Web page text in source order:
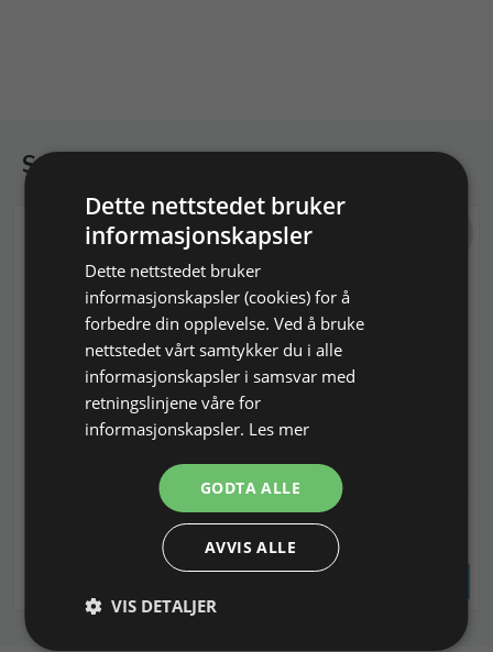
Se favorittene
Temavisen 2026 nr. 111
Tema: Modeller i myk voks
På lager
Legg i
Kubisk zirkonia Ø 2,0 mm.
Varenr. 820820
5,44 NOK
Dette nettstedet bruker
informasjonskapsler
Dette nettstedet bruker
informasjonskapsler (cookies) for å
forbedre din opplevelse. Ved å bruke
nettstedet vårt samtykker du i alle
informasjonskapsler i samsvar med
retningslinjene våre for
informasjonskapsler. Les mer
GODTA ALLE
AVVIS ALLE
VIS DETALJER